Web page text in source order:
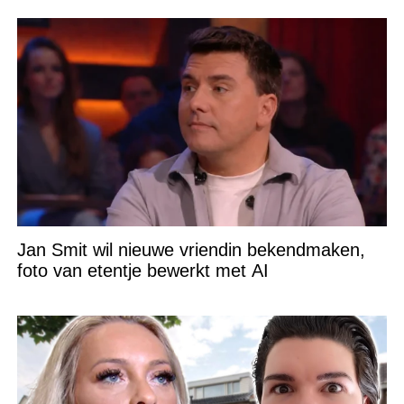
Jan Smit wil nieuwe vriendin bekendmaken,
foto van etentje bewerkt met AI